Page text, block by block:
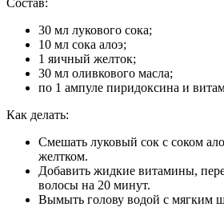
30 мл лукового сока;
10 мл сока алоэ;
1 яичный желток;
30 мл оливкового масла;
по 1 ампуле пиридоксина и
Как делать:
Смешать луковый сок с соком
желтком.
Добавить жидкие витамины,
волосы на 20 минут.
Вымыть голову водой с мягким